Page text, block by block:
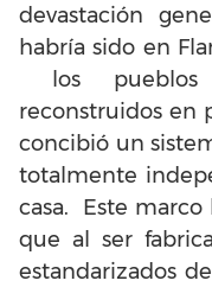
devastación
habría sido en
los pueblos
reconstruidos en
concibió un
totalmente
casa. Este marco
que al ser
estandarizados